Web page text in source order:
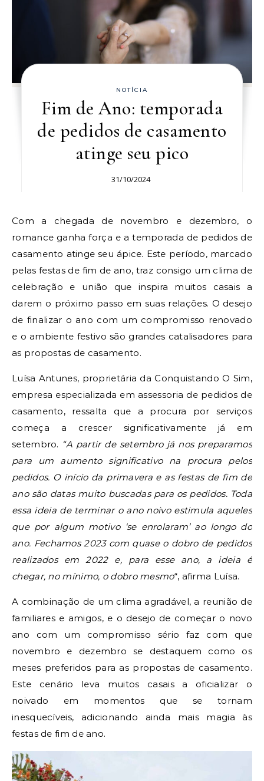
NOTÍCIA
Fim de Ano: temporada
de pedidos de casamento
atinge seu pico
31/10/2024
Com a chegada de novembro e dezembro, o
romance ganha força e a temporada de pedidos de
casamento atinge seu ápice. Este período, marcado
pelas festas de fim de ano, traz consigo um clima de
celebração e união que inspira muitos casais a
darem o próximo passo em suas relações. O desejo
de finalizar o ano com um compromisso renovado
e o ambiente festivo são grandes catalisadores para
as propostas de casamento.
Luísa Antunes, proprietária da Conquistando O Sim,
empresa especializada em assessoria de pedidos de
casamento, ressalta que a procura por serviços
começa a crescer significativamente já em
setembro. “A partir de setembro já nos preparamos
para um aumento significativo na procura pelos
pedidos. O início da primavera e as festas de fim de
ano são datas muito buscadas para os pedidos. Toda
essa ideia de terminar o ano noivo estimula aqueles
que por algum motivo ‘se enrolaram’ ao longo do
ano. Fechamos 2023 com quase o dobro de pedidos
realizados em 2022 e, para esse ano, a ideia é
chegar, no mínimo, o dobro mesmo“, afirma Luísa.
A combinação de um clima agradável, a reunião de
familiares e amigos, e o desejo de começar o novo
ano com um compromisso sério faz com que
novembro e dezembro se destaquem como os
meses preferidos para as propostas de casamento.
Este cenário leva muitos casais a oficializar o
noivado em momentos que se tornam
inesquecíveis, adicionando ainda mais magia às
festas de fim de ano.